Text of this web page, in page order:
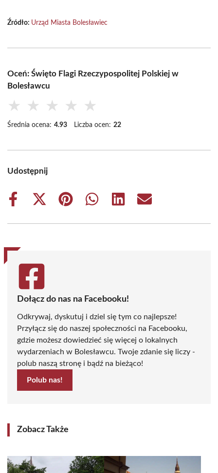
Źródło: Urząd Miasta Bolesławiec
Oceń: Święto Flagi Rzeczypospolitej Polskiej w
Bolesławcu
★ ★ ★ ★ ★
Średnia ocena: 4.93 Liczba ocen: 22
Udostępnij
Share
Share
(Twitter)
Share
Share
Share
Share
Dołącz do nas na Facebooku!
Odkrywaj, dyskutuj i dziel się tym co najlepsze!
Przyłącz się do naszej społeczności na Facebooku,
gdzie możesz dowiedzieć się więcej o lokalnych
wydarzeniach w Bolesławcu. Twoje zdanie się liczy -
polub naszą stronę i bądź na bieżąco!
Polub nas!
Zobacz Także